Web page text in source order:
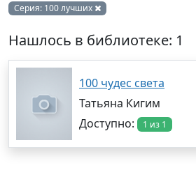
Серия: 100 лучших
Нашлось в библиотеке: 1
100 чудес света
Татьяна Кигим
Доступно:
1 из 1